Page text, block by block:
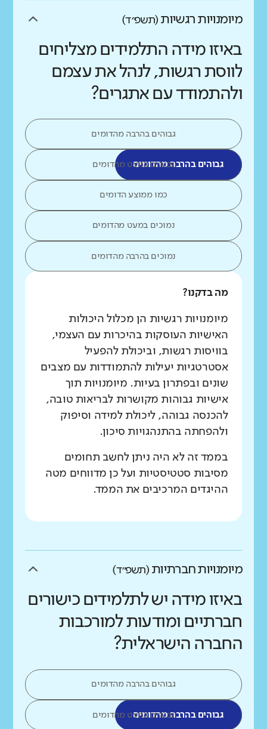
מיומנויות רגשיות (תשפ״ד)
באיזו מידה התלמידים מצליחים
לווסת רגשות, לנהל את עצמם
ולהתמודד עם אתגרים?
גבוהים בהרבה מהדומים
גבוהים בהרבה מהדומיםגבוהים במעט מהדומים
כמו ממוצע הדומים
נמוכים במעט מהדומים
נמוכים בהרבה מהדומים
מה בדקנו?
מיומנויות רגשיות הן מכלול היכולות
האישיות העוסקות בהיכרות עם העצמי,
בוויסות רגשות, וביכולת להפעיל
אסטרטגיות יעילות להתמודדות עם מצבים
שונים ובפתרון בעיות. מיומנויות תוך
אישיות גבוהות מקושרות לבריאות טובה,
להכנסה גבוהה, ליכולת למידה וסיפוק
ולהפחתה בהתנהגויות סיכון.
בממד זה לא היה ניתן לחשב תחומים
מסיבות סטטיסטיות ועל כן מדווחים מטה
ההיגדים המרכיבים את הממד.
מיומנויות חברתיות (תשפ״ד)
באיזו מידה יש לתלמידים כישורים
חברתיים ומודעות למורכבות
החברה הישראלית?
גבוהים בהרבה מהדומים
גבוהים בהרבה מהדומיםגבוהים במעט מהדומים